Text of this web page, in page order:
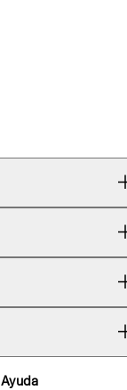
Ayuda